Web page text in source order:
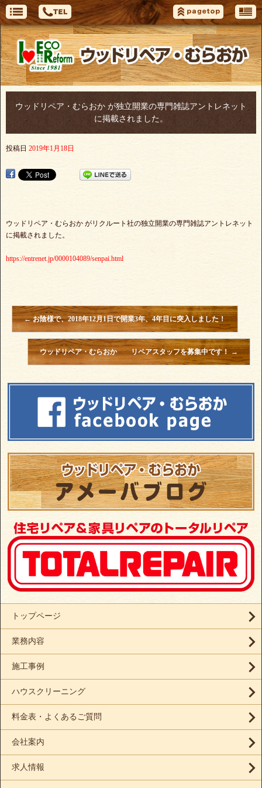
ウッドリペア・むらおか が独立開業の専門雑誌アントレネット
に掲載されました。
投稿日 2019年1月18日
ウッドリペア・むらおか がリクルート社の独立開業の専門雑誌アントレネット
に掲載されました。
https://entrenet.jp/0000104089/senpai.html
←お陰様で、2018年12月1日で開業3年、4年目に突入しました！
ウッドリペア・むらおか リペアスタッフを募集中です！ →
トップページ
業務内容
施工事例
ハウスクリーニング
料金表・よくあるご質問
会社案内
求人情報